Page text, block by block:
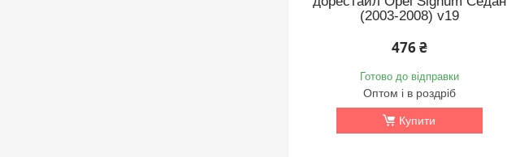
(2003-2008) v19
476 ₴
Готово до відправки
Оптом і в роздріб
Купити